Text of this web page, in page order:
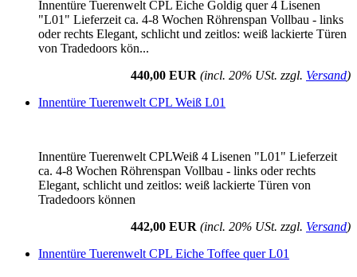
Innentüre Tuerenwelt CPL Eiche Goldig quer 4 Lisenen
"L01" Lieferzeit ca. 4-8 Wochen Röhrenspan Vollbau - links
oder rechts Elegant, schlicht und zeitlos: weiß lackierte Türen
von Tradedoors kön...
440,00 EUR (incl. 20% USt. zzgl. Versand)
Innentüre Tuerenwelt CPL Weiß L01
Innentüre Tuerenwelt CPLWeiß 4 Lisenen "L01" Lieferzeit
ca. 4-8 Wochen Röhrenspan Vollbau - links oder rechts
Elegant, schlicht und zeitlos: weiß lackierte Türen von
Tradedoors können
442,00 EUR (incl. 20% USt. zzgl. Versand)
Innentüre Tuerenwelt CPL Eiche Toffee quer L01